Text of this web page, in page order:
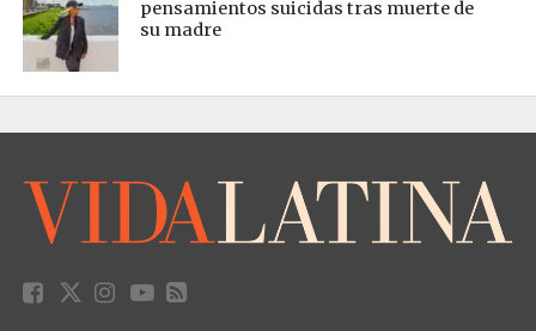
pensamientos suicidas tras muerte de
su madre